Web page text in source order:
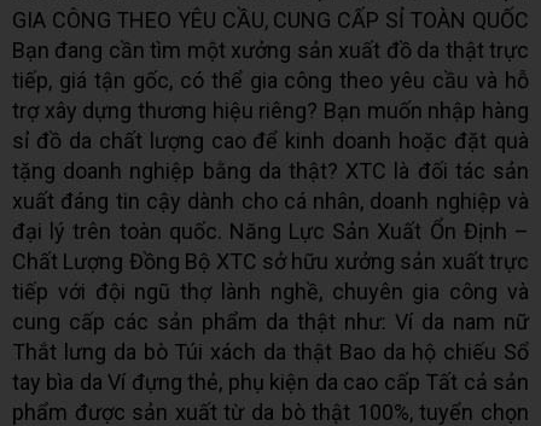
GIA CÔNG THEO YÊU CẦU, CUNG CẤP SỈ TOÀN QUỐC
Bạn đang cần tìm một xưởng sản xuất đồ da thật trực
tiếp, giá tận gốc, có thể gia công theo yêu cầu và hỗ
trợ xây dựng thương hiệu riêng? Bạn muốn nhập hàng
sỉ đồ da chất lượng cao để kinh doanh hoặc đặt quà
tặng doanh nghiệp bằng da thật? XTC là đối tác sản
xuất đáng tin cậy dành cho cá nhân, doanh nghiệp và
đại lý trên toàn quốc. Năng Lực Sản Xuất Ổn Định –
Chất Lượng Đồng Bộ XTC sở hữu xưởng sản xuất trực
tiếp với đội ngũ thợ lành nghề, chuyên gia công và
cung cấp các sản phẩm da thật như: Ví da nam nữ
Thắt lưng da bò Túi xách da thật Bao da hộ chiếu Sổ
tay bìa da Ví đựng thẻ, phụ kiện da cao cấp Tất cả sản
phẩm được sản xuất từ da bò thật 100%, tuyển chọn